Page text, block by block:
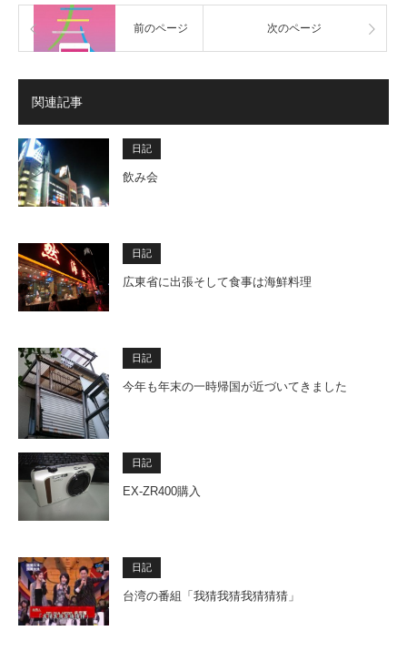
前のページ 次のページ
関連記事
日記
飲み会
日記
広東省に出張そして食事は海鮮料理
日記
今年も年末の一時帰国が近づいてきました
日記
EX-ZR400購入
日記
台湾の番組「我猜我猜我猜猜猜」